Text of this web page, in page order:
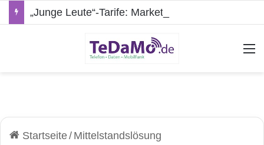
Startseite/ Mittelstandslösung